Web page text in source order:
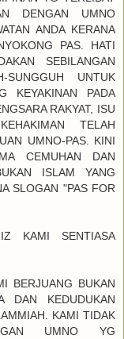
DENGAN UMNO
ANDA KERANA
PAS. HATI
SEBILANGAN
SUNGGUH UNTUK
KEYAKINAN PADA
RAKYAT, ISU
TELAH
UMNO-PAS. KINI
CEMUHAN DAN
ISLAM YANG
SLOGAN "PAS FOR
KAMI SENTIASA
BERJUANG BUKAN
DAN KEDUDUKAN
KAMI TIDAK
UMNO YG